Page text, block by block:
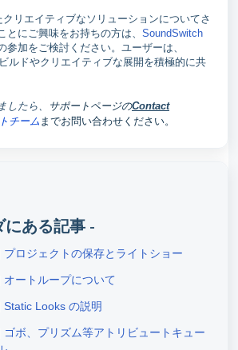
リエイティブなソリューションについてさ
とにご興味をお持ちの方は、 SoundSwitch
参加をご検討ください。ユーザーは、
ルドやクリエイティブな展開を積極的に共
したら、 サポートページのContact
チーム までお問い合わせください。
にある記事 -
ロジェクトの保存とライトショー
ートループについて
Looks の説明
ボ、プリズム等アトリビュートキュー